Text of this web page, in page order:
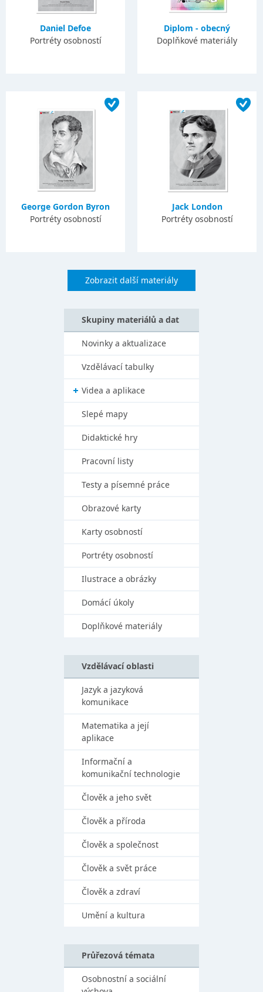
Daniel Defoe
Portréty osobností
Diplom - obecný
Doplňkové materiály
George Gordon Byron
Portréty osobností
Jack London
Portréty osobností
Zobrazit další materiály
Skupiny materiálů a dat
Novinky a aktualizace
Vzdělávací tabulky
Videa a aplikace
Slepé mapy
Didaktické hry
Pracovní listy
Testy a písemné práce
Obrazové karty
Karty osobností
Portréty osobností
Ilustrace a obrázky
Domácí úkoly
Doplňkové materiály
Vzdělávací oblasti
Jazyk a jazyková
komunikace
Matematika a její
aplikace
Informační a
komunikační technologie
Člověk a jeho svět
Člověk a příroda
Člověk a společnost
Člověk a svět práce
Člověk a zdraví
Umění a kultura
Průřezová témata
Osobnostní a sociální